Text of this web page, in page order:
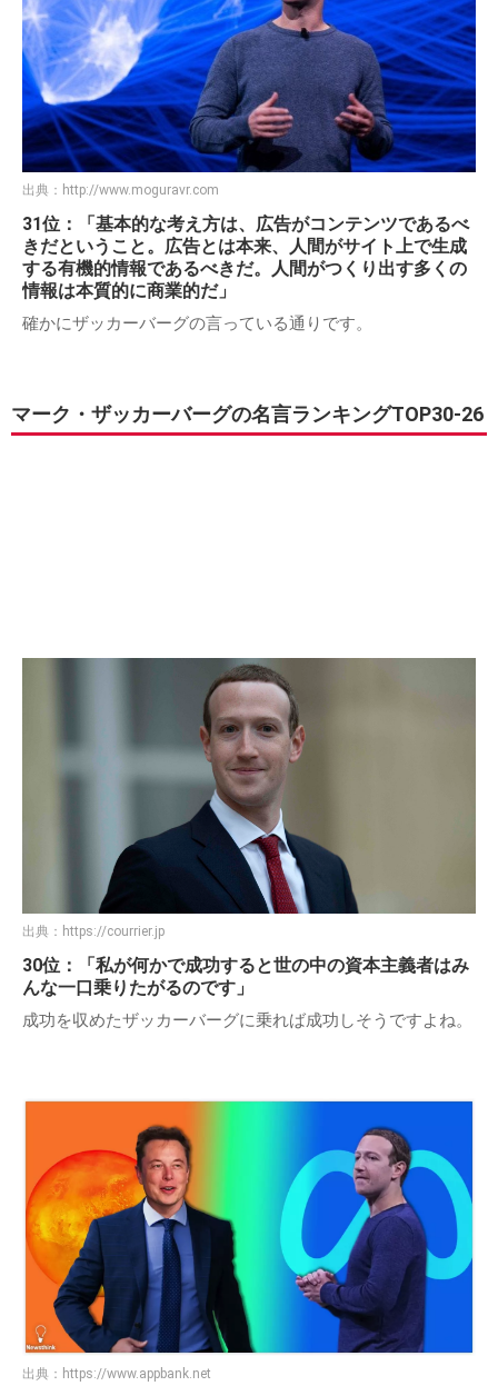
出典： http://www.moguravr.com
31位：「基本的な考え方は、広告がコンテンツであるべ
きだということ。広告とは本来、人間がサイト上で生成
する有機的情報であるべきだ。人間がつくり出す多くの
情報は本質的に商業的だ」
確かにザッカーバーグの言っている通りです。
マーク・ザッカーバーグの名言ランキングTOP30-26
出典： https://courrier.jp
30位：「私が何かで成功すると世の中の資本主義者はみ
んな一口乗りたがるのです」
成功を収めたザッカーバーグに乗れば成功しそうですよね。
出典： https://www.appbank.net